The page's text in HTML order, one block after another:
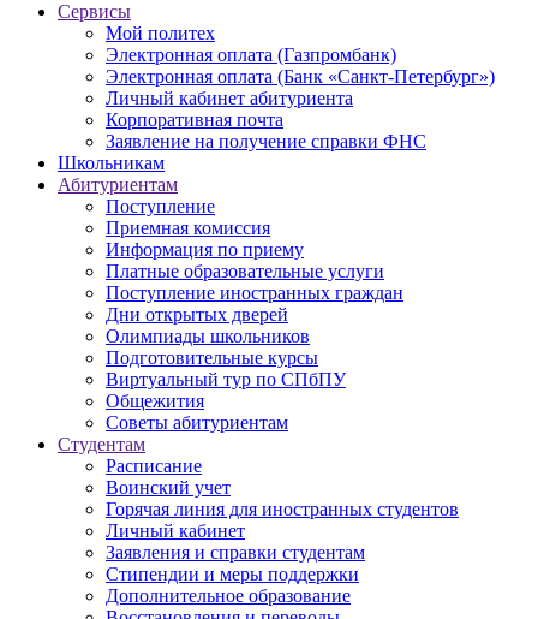
Сервисы
Мой политех
Электронная оплата (Газпромбанк)
Электронная оплата (Банк «Санкт-Петербург»)
Личный кабинет абитуриента
Корпоративная почта
Заявление на получение справки ФНС
Школьникам
Абитуриентам
Поступление
Приемная комиссия
Информация по приему
Платные образовательные услуги
Поступление иностранных граждан
Дни открытых дверей
Олимпиады школьников
Подготовительные курсы
Виртуальный тур по СПбПУ
Общежития
Советы абитуриентам
Студентам
Расписание
Воинский учет
Горячая линия для иностранных студентов
Личный кабинет
Заявления и справки студентам
Стипендии и меры поддержки
Дополнительное образование